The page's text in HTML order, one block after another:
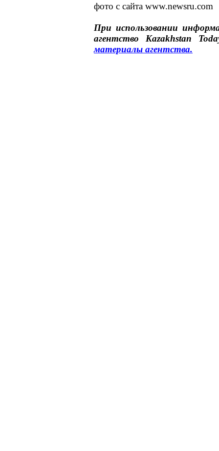
фото с сайта www.newsru.com
При использовании
агентство Kazakhstan
материалы агентства.